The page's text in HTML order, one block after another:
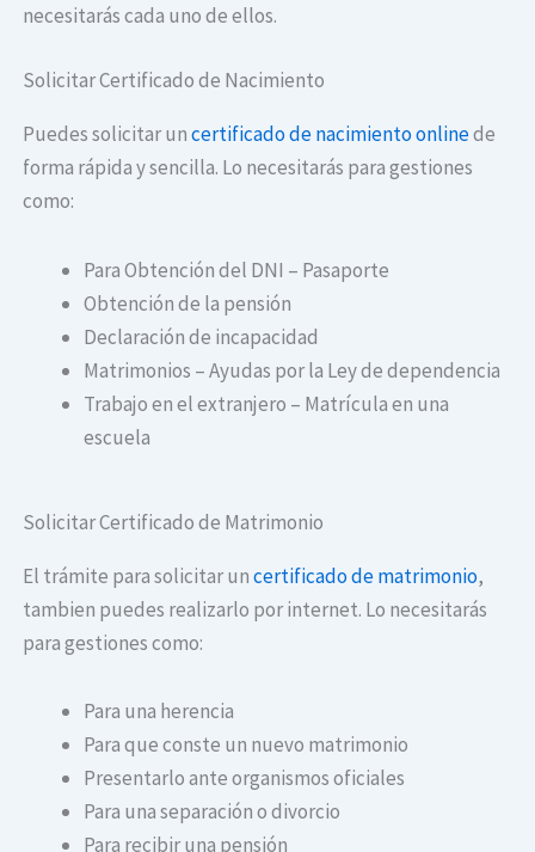
necesitarás cada uno de ellos.
Solicitar Certificado de Nacimiento
Puedes solicitar uncertificado de nacimiento onlinede
forma rápida y sencilla. Lo necesitarás para gestiones
como:
Para Obtención del DNI – Pasaporte
Obtención de la pensión
Declaración de incapacidad
Matrimonios – Ayudas por la Ley de dependencia
Trabajo en el extranjero – Matrícula en una
escuela
Solicitar Certificado de Matrimonio
El trámite para solicitar uncertificado de matrimonio,
tambien puedes realizarlo por internet. Lo necesitarás
para gestiones como:
Para una herencia
Para que conste un nuevo matrimonio
Presentarlo ante organismos oficiales
Para una separación o divorcio
Para recibir una pensión